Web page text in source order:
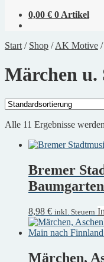
0,00 € 0 Artikel
Start / Shop /AK Motive /
Märchen u.
Alle 11 Ergebnisse
Bremer
Baumgarten
8,98 € inkl. Steuern
Märchen,